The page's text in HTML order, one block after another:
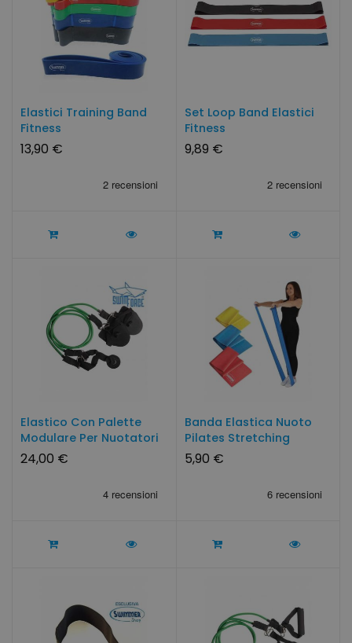
Elastici Training Band
Fitness
13,90 €
Set Loop Band Elastici
Fitness
9,89 €
Elastico Con Palette
Modulare Per Nuotatori
24,00 €
Banda Elastica Nuoto
Pilates Stretching
5,90 €